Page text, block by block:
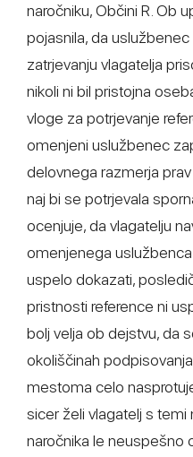
naročniku, Občini R. Ob
pojasnila, da
zatrjevanju vlagatelja
nikoli ni bil pristojna
vloge za potrjevanje
omenjeni uslužbenec
delovnega razmerja
naj bi se potrjevala
ocenjuje, da vlagatelju
omenjenega
uspelo dokazati,
pristnosti reference ni
bolj velja ob dejstvu, da
okoliščinah
mestoma celo
sicer želi vlagatelj s
naročnika le neuspešno